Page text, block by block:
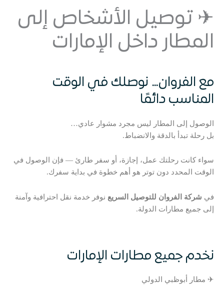
✈ توصيل الأشخاص إلى
المطار داخل الإمارات
مع الفروان… نوصلك في الوقت
المناسب دائمًا
الوصول إلى المطار ليس مجرد مشوار عادي…
بل رحلة تبدأ بالدقة والانضباط.
سواء كانت رحلتك عمل، إجازة، أو سفر طارئ — فإن الوصول في
الوقت المحدد دون توتر هو أهم خطوة في بداية سفرك.
في شركة الفروان للتوصيل السريع نوفر خدمة نقل احترافية وآمنة
إلى جميع مطارات الدولة.
نخدم جميع مطارات الإمارات
✈ مطار أبوظبي الدولي